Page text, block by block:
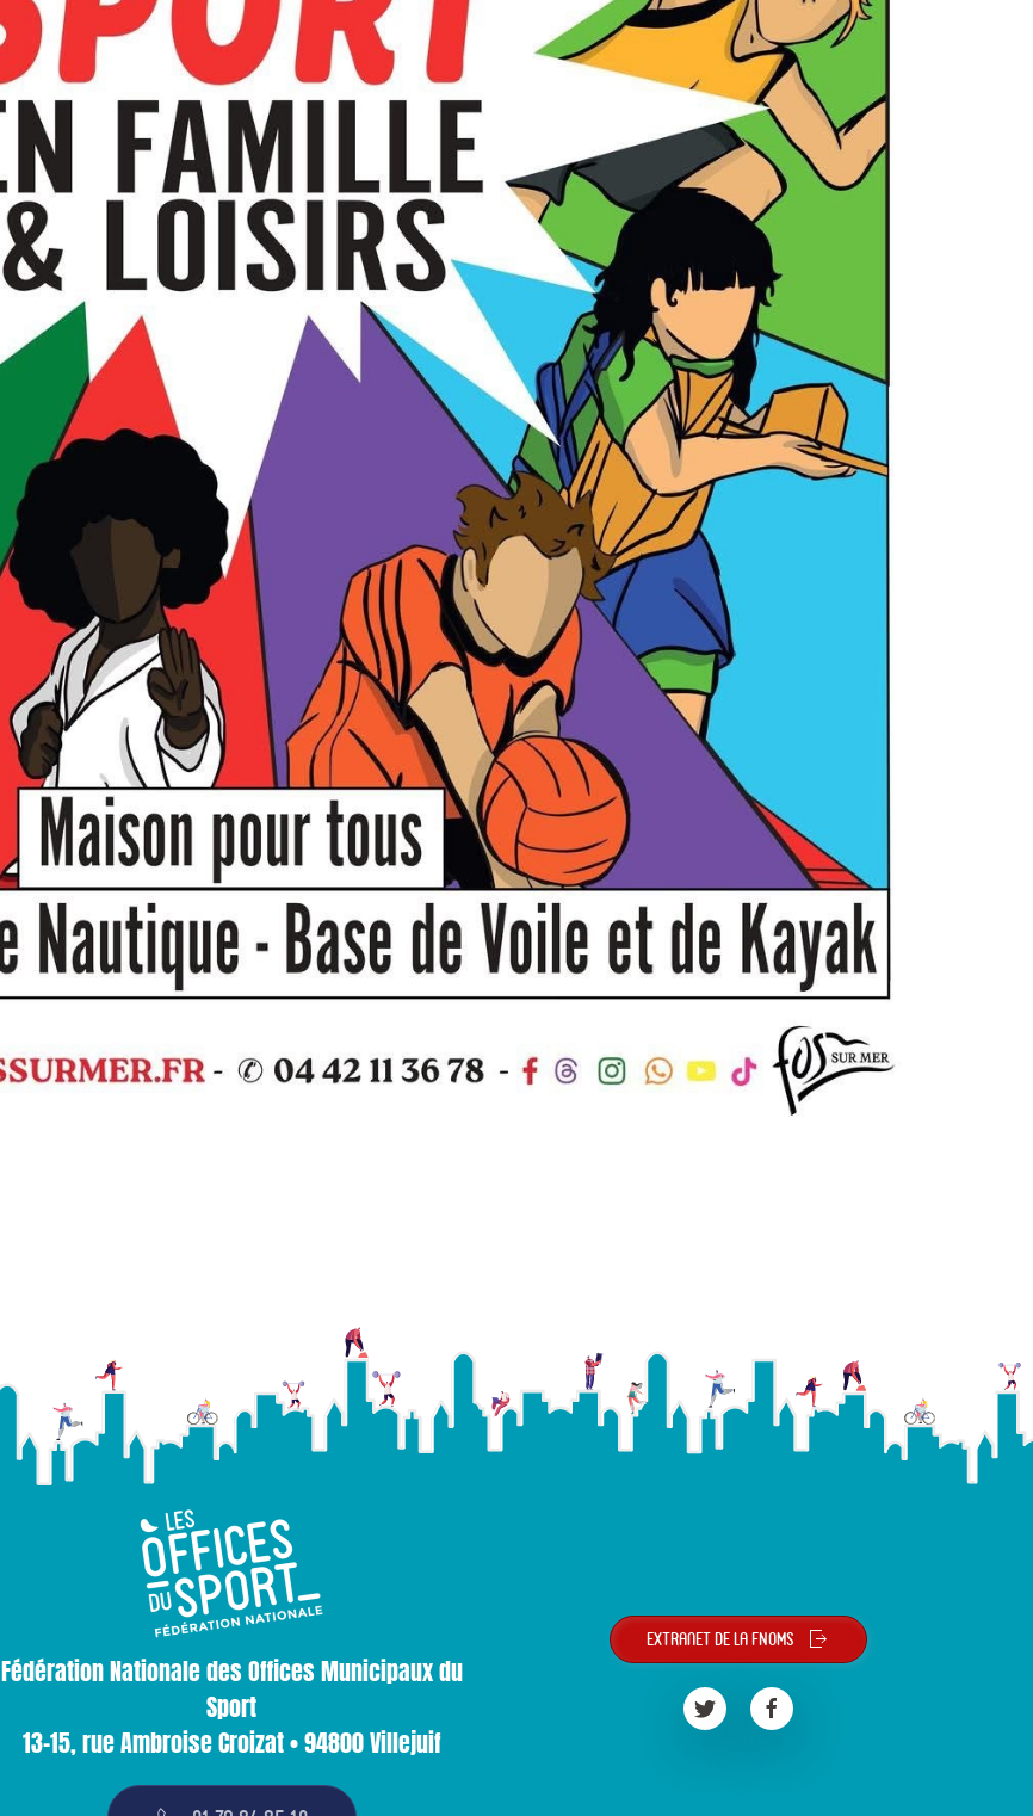
Fédération Nationale des Offices Municipaux du
Sport
13-15, rue Ambroise Croizat • 94800 Villejuif
Extranet de la FNOMS